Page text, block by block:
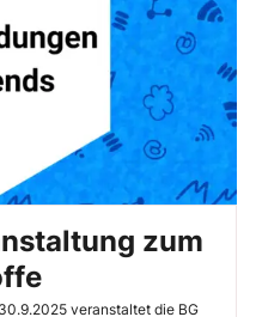
zum
veranstaltet die BG